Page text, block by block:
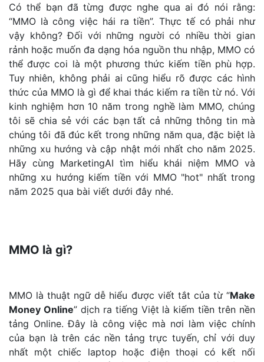
Có thể bạn đã từng được nghe qua ai đó nói rằng:
“MMO là công việc hái ra tiền”. Thực tế có phải như
vậy không? Đối với những người có nhiều thời gian
rảnh hoặc muốn đa dạng hóa nguồn thu nhập, MMO có
thể được coi là một phương thức kiếm tiền phù hợp.
Tuy nhiên, không phải ai cũng hiểu rõ được các hình
thức của MMO là gì để khai thác kiếm ra tiền từ nó. Với
kinh nghiệm hơn 10 năm trong nghề làm MMO, chúng
tôi sẽ chia sẻ với các bạn tất cả những thông tin mà
chúng tôi đã đúc kết trong những năm qua, đặc biệt là
những xu hướng và cập nhật mới nhất cho năm 2025.
Hãy cùng MarketingAI tìm hiểu khái niệm MMO và
những xu hướng kiếm tiền với MMO "hot" nhất trong
năm 2025 qua bài viết dưới đây nhé.
MMO là gì?
MMO là thuật ngữ dễ hiểu được viết tắt của từ “Make
Money Online” dịch ra tiếng Việt là kiếm tiền trên nền
tảng Online. Đây là công việc mà nơi làm việc chính
của bạn là trên các nền tảng trực tuyến, chỉ với duy
nhất một chiếc laptop hoặc điện thoại có kết nối